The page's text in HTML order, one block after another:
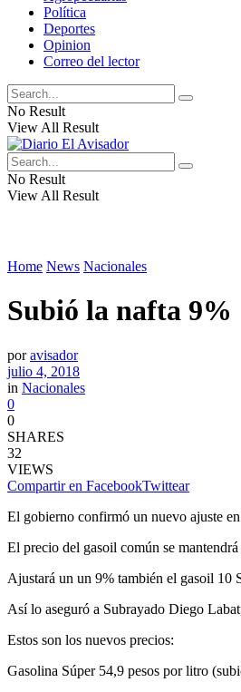
Política
Deportes
Opinion
Correo del lector
No Result
View All Result
No Result
View All Result
Home News Nacionales
Subió la nafta 9%
por avisador
julio 4, 2018
in Nacionales
0
0
SHARES
32
VIEWS
Compartir en FacebookTwittear
El gobierno confirmó un nuevo ajuste
El precio del gasoil común se
Ajustará un un 9% también el gasoil 10
Así lo aseguró a Subrayado Diego
Estos son los nuevos precios:
Gasolina Súper 54,9 pesos por litro